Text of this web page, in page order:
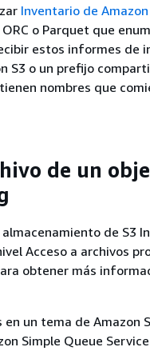
Inventario de Amazon
o Parquet que
estos informes de
S3 o un prefijo
nombres que
de un
de S3
Acceso a archivos
obtener más
un tema de Amazon
Simple Queue